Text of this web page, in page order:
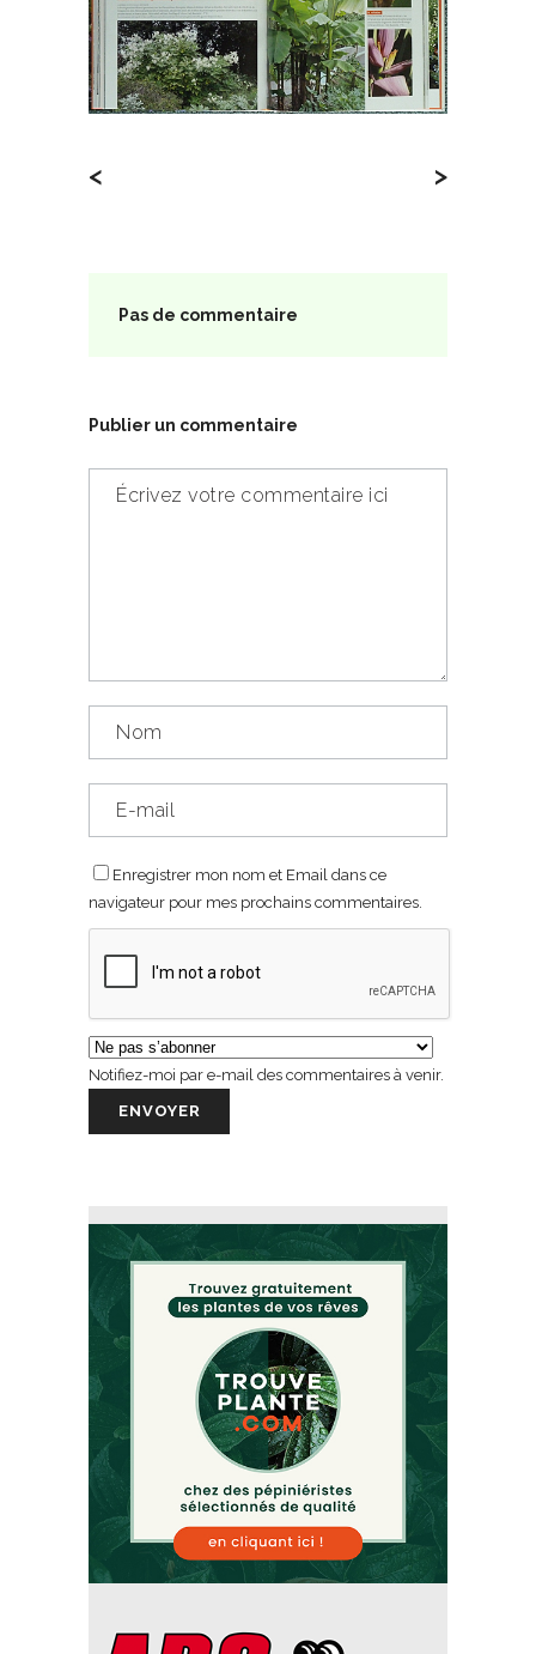
< >
Pas de commentaire
Publier un commentaire
Enregistrer mon nom et Email dans ce
navigateur pour mes prochains commentaires.
Notifiez-moi par e-mail des commentaires à venir.